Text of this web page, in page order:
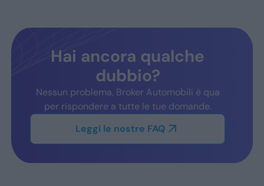
Hai ancora qualche
dubbio?
Nessun problema, Broker Automobili è qua
per rispondere a tutte le tue domande.
Leggi le nostre FAQ